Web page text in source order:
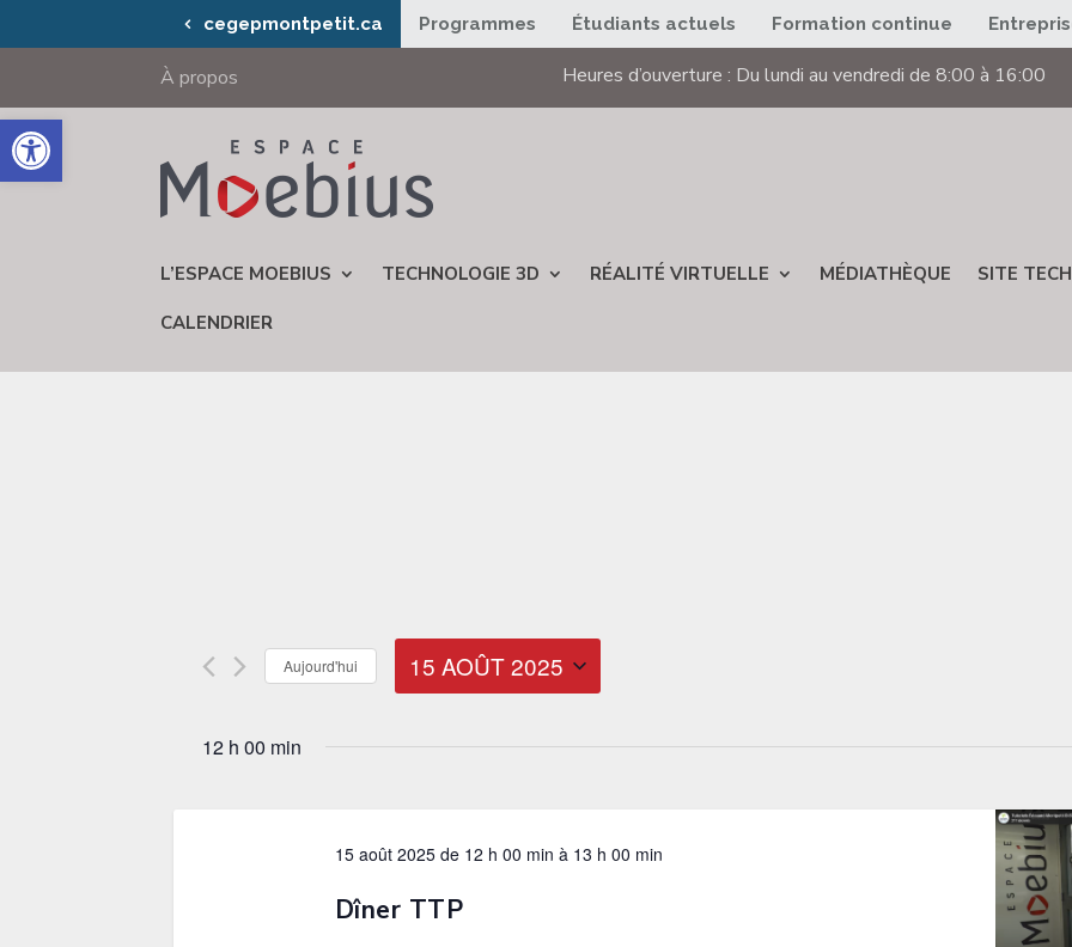
Ouvrir la barre d’outils
cegepmontpetit.ca Programmes Étudiants actuels Formation continue
À propos Heures d’ouverture : Du lundi au vendredi de 8:00 à 16:00
L’ESPACE MOEBIUS TECHNOLOGIE 3D RÉALITÉ VIRTUELLE MÉDIATHÈQUE SITE
CALENDRIER
Aujourd'hui 15 AOÛT 2025
une
12 h 00 min
15 août 2025 de 12 h 00 min à 13 h 00 min
Dîner TTP